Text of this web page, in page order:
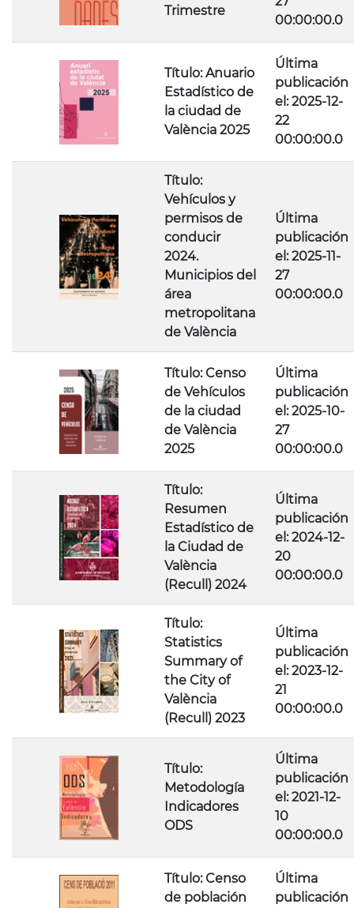
Trimestre
00:00:00.0
Título: Anuario
Estadístico de
la ciudad de
València 2025
Última
publicación
el: 2025-12-
22
00:00:00.0
Título:
Vehículos y
permisos de
conducir
2024.
Municipios del
área
metropolitana
de València
Última
publicación
el: 2025-11-
27
00:00:00.0
Título: Censo
de Vehículos
de la ciudad
de València
2025
Última
publicación
el: 2025-10-
27
00:00:00.0
Título:
Resumen
Estadístico de
la Ciudad de
València
(Recull) 2024
Última
publicación
el: 2024-12-
20
00:00:00.0
Título:
Statistics
Summary of
the City of
València
(Recull) 2023
Última
publicación
el: 2023-12-
21
00:00:00.0
Título:
Metodología
Indicadores
ODS
Última
publicación
el: 2021-12-
10
00:00:00.0
Título: Censo
de población
Última
publicación